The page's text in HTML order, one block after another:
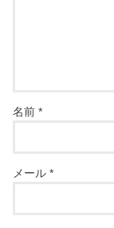
名前*
メール*